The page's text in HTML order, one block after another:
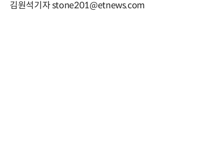
김원석기자 stone201@etnews.com